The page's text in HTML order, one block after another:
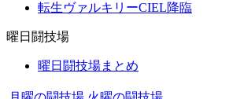
転生ヴァルキリーCIEL降臨
曜日闘技場
曜日闘技場まとめ